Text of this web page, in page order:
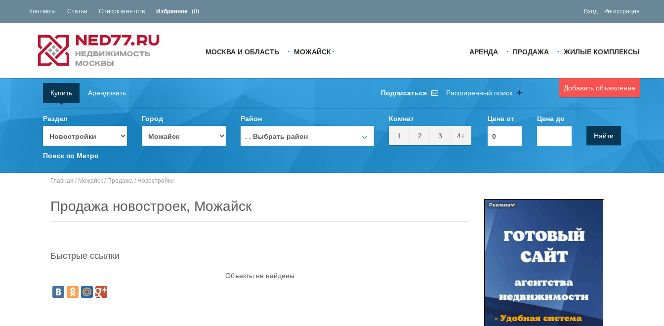
Контакты Статьи Список агентств Избранное (0) Вход Регистрация
АРЕНДА ПРОДАЖА ЖИЛЫЕ КОМПЛЕКСЫ
МОСКВА И ОБЛАСТЬ МОЖАЙСК
Добавить объявление
Купить Арендовать Подписаться Расширенный поиск
Раздел Город Район
. . Выбрать район
Комнат
1 2 3 4+
Цена от Цена до
Найти
Поиск по Метро
Главная / Можайск / Продажа / Новостройки
Продажа новостроек, Можайск
Быстрые ссылки
Объекты не найдены
Реклама